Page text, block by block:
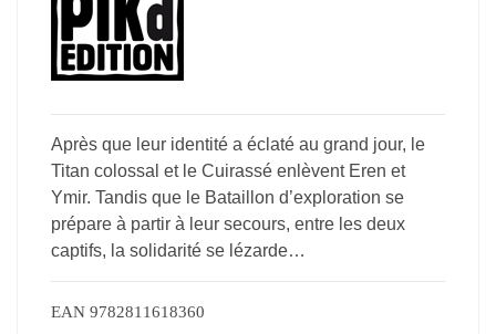
Après que leur identité a éclaté au grand jour, le
Titan colossal et le Cuirassé enlèvent Eren et
Ymir. Tandis que le Bataillon d’exploration se
prépare à partir à leur secours, entre les deux
captifs, la solidarité se lézarde…
EAN 9782811618360